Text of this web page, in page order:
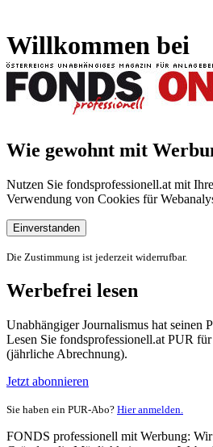
Willkommen bei
Wie gewohnt mit
Nutzen Sie fondsprofessionell.at mit
Verwendung von Cookies für
Einverstanden
Die Zustimmung ist jederzeit widerrufbar.
Werbefrei lesen
Unabhängiger Journalismus hat seinen
Lesen Sie fondsprofessionell.at PUR
(jährliche Abrechnung).
Jetzt abonnieren
Sie haben ein PUR-Abo? Hier anmelden.
FONDS professionell mit Werbung: